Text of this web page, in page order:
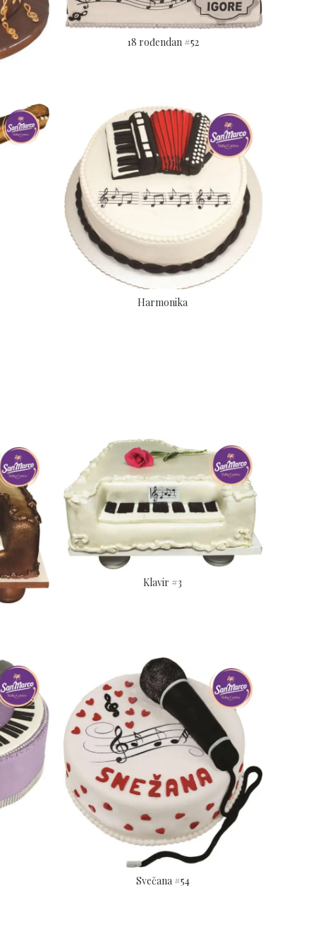
18 rođendan #52
Harmonika
Klavir #3
Svečana #54